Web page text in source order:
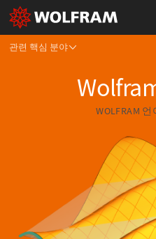
관련 핵심 분야
WOLFRAM 언